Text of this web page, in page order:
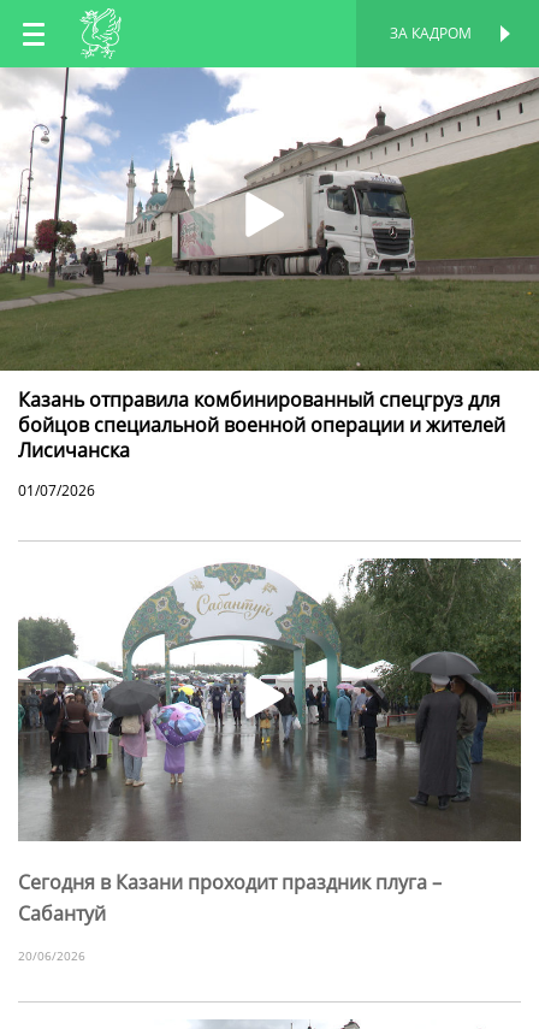
RU
TT
ЗА КАДРОМ
Казань отправила комбинированный спецгруз для
бойцов специальной военной операции и жителей
Лисичанска
01/07/2026
Сегодня в Казани проходит праздник плуга –
Сабантуй
20/06/2026
ПЕРСОНАЛЬНАЯ
СТРАНИЦА